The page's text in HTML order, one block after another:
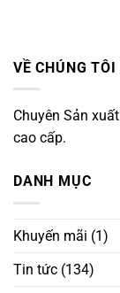
VỀ CHÚNG TÔI
Chuyên Sản
cao cấp.
DANH MỤC
Khuyến mãi (1)
Tin tức (134)